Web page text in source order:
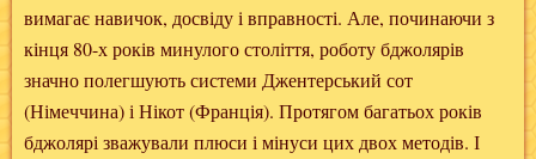
вимагає навичок, досвіду і вправності. Але, починаючи з
кінця 80-х років минулого століття, роботу бджолярів
значно полегшують системи Джентерський сот
(Німеччина) і Нікот (Франція). Протягом багатьох років
бджолярі зважували плюси і мінуси цих двох методів. І